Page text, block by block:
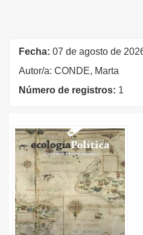
Fecha: 07 de agosto de
Autor/a: CONDE, Marta
Número de registros: 1